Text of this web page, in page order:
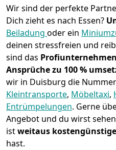
Wir sind der perfekte
Dich zieht es nach Essen?
Beiladung oder ein
deinen stressfreien und
sind das Profiunternehmen
Ansprüche zu 100 %
wir in Duisburg die
Kleintransporte, Möbeltaxi,
Entrümpelungen. Gerne
Angebot und du wirst
istweitaus
hast.